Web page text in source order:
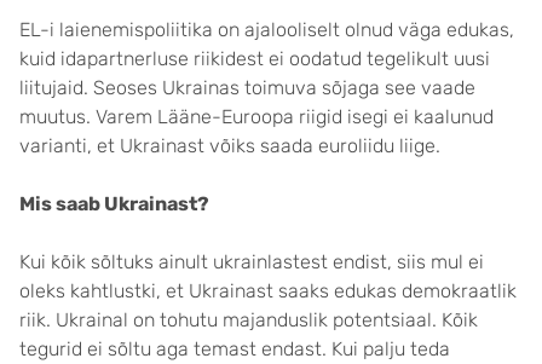
EL-i laienemispoliitika on ajalooliselt olnud väga edukas,
kuid idapartnerluse riikidest ei oodatud tegelikult uusi
liitujaid. Seoses Ukrainas toimuva sõjaga see vaade
muutus. Varem Lääne-Euroopa riigid isegi ei kaalunud
varianti, et Ukrainast võiks saada euroliidu liige.
Mis saab Ukrainast?
Kui kõik sõltuks ainult ukrainlastest endist, siis mul ei
oleks kahtlustki, et Ukrainast saaks edukas demokraatlik
riik. Ukrainal on tohutu majanduslik potentsiaal. Kõik
tegurid ei sõltu aga temast endast. Kui palju teda